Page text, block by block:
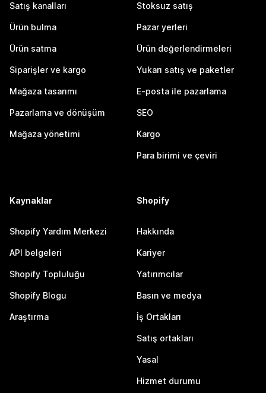
Satış kanalları
Ürün bulma
Ürün satma
Siparişler ve kargo
Mağaza tasarımı
Pazarlama ve dönüşüm
Mağaza yönetimi
Stoksuz satış
Pazar yerleri
Ürün değerlendirmeleri
Yukarı satış ve paketler
E-posta ile pazarlama
SEO
Kargo
Para birimi ve çeviri
Kaynaklar
Shopify Yardım Merkezi
API belgeleri
Shopify Topluluğu
Shopify Blogu
Araştırma
Shopify
Hakkında
Kariyer
Yatırımcılar
Basın ve medya
İş Ortakları
Satış ortakları
Yasal
Hizmet durumu